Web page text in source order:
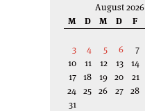
August 2026
M
D M D F
3
4 5 6 7
10
11 12 13 14
17 18 19 20 21
24 25 26 27 28
31